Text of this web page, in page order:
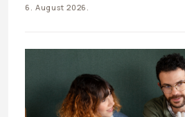
6. August 2026.